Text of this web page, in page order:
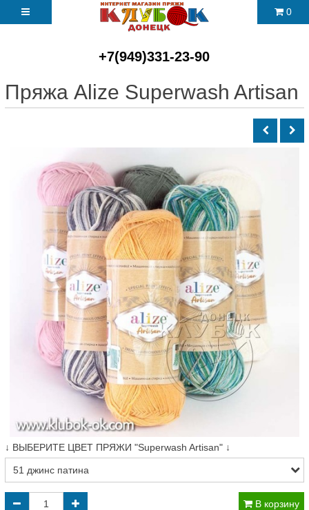
+7(949)331-23-90
0
Пряжа Alize Superwash Artisan
↓ ВЫБЕРИТЕ ЦВЕТ ПРЯЖИ "Superwash Artisan" ↓
В корзину